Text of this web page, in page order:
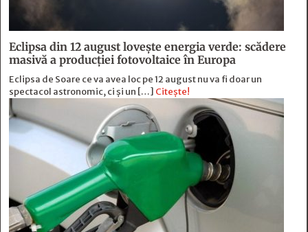
Eclipsa din 12 august lovește energia verde: scădere
masivă a producției fotovoltaice în Europa
Eclipsa de Soare ce va avea loc pe 12 august nu va fi doar un
spectacol astronomic, ci și un […] Citește!